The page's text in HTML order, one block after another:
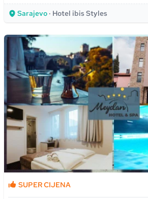
Sarajevo · Hotel ibis Styles
SUPER CIJENA